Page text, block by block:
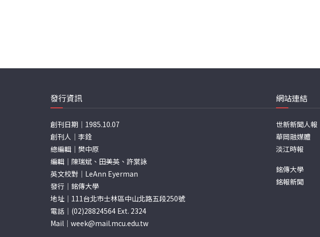
發行資訊
創刊日期｜1985.10.07
創刊人｜李銓
總編輯｜樊中原
編輯｜陳瑞斌、田美英、許棠詠
英文校對｜LeAnn Eyerman
發行｜銘傳大學
地址｜111台北市士林區中山北路五段250號
電話｜(02)28824564 Ext. 2324
Mail｜ week@mail.mcu.edu.tw
網站連結
世新新聞人報
華岡融媒體
淡江時報
銘傳大學
銘報新聞